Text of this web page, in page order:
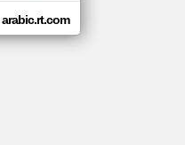
arabic.rt.com